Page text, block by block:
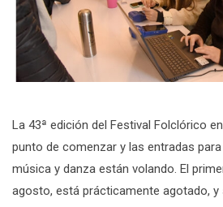
La 43ª edición del Festival Folclórico
punto de comenzar y las entradas
música y danza están volando. El
agosto, está prácticamente agotado, y